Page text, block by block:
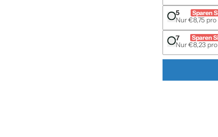
5 Sparen
Nur €8,75
7 Sparen
Nur €8,23